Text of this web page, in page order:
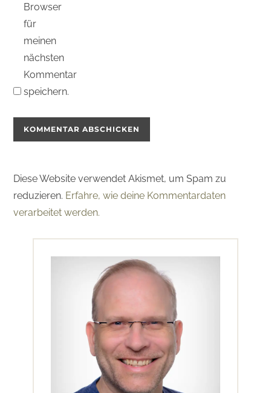
Browser
für
meinen
nächsten
Kommentar
speichern.
Diese Website verwendet Akismet, um Spam zu
reduzieren. Erfahre, wie deine Kommentardaten
verarbeitet werden.